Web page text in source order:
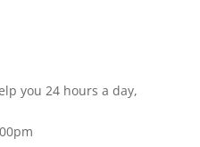
you 24 hours a day,